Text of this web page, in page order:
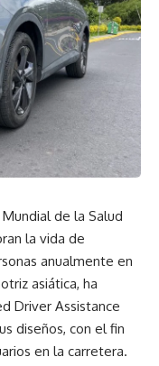
de la Salud
la vida de
anualmente en
asiática, ha
Driver Assistance
diseños, con el fin
en la carretera.